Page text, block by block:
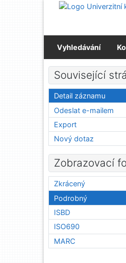
Přejít na obsah
Vyhledávání
Související
Detail záznamu
Odeslat e-mailem
Export
Nový dotaz
Zobrazovací
Zkrácený
Podrobný
ISBD
ISO690
MARC